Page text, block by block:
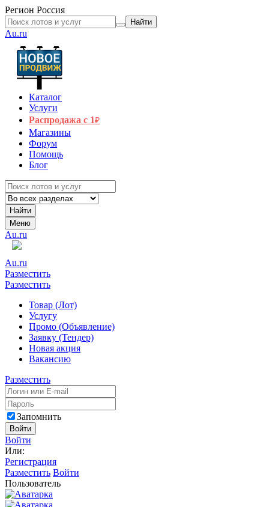
Регион Россия
Найти
Au.ru
Каталог
Услуги
Распродажа с 1₽
Магазины
Форум
Помощь
Блог
Найти
Меню
Au.ru
Au.ru
Разместить
Разместить
Товар (Лот)
Услугу
Промо (Объявление)
Заявку (Тендер)
Новая акция
Вакансию
Разместить
Запомнить
Войти
Войти
Или:
Регистрация
Разместить Войти
Пользователь